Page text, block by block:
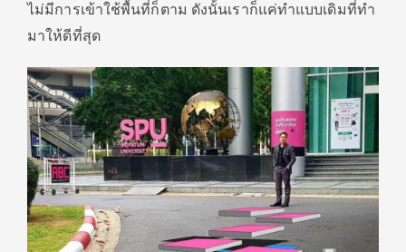
ไม่มีการเข้าใช้พื้นที่ก็ตาม ดังนั้นเราก็แค่ทำแบบเดิมที่ทำ
มาให้ดีที่สุด